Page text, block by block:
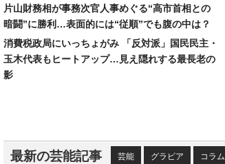
片山財務相が事務次官人事めぐる“高市首相との
暗闘”に勝利…表面的には“従順”でも腹の中は？
消費税政局にいっちょがみ 「反対派」国民民主・
玉木代表もヒートアップ…見え隠れする最長老の
影
最新の芸能記事 芸能 グラビア コラム